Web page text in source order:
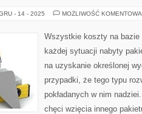
- 14 - 2025 MOŻLIWOŚĆ
Wszystkie koszty na bazie
każdej sytuacji nabyty
na uzyskanie określonej
przypadki, że tego typu
pokładanych w nim
chęci wzięcia innego